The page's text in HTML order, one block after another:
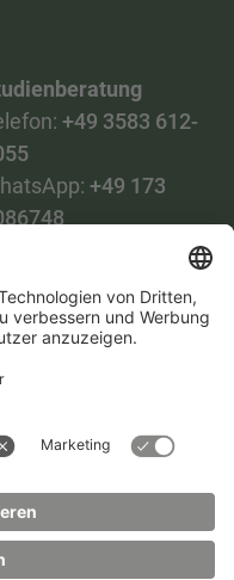
+49 3583 612-
+49 173
Presse